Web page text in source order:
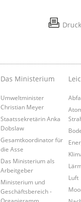
Das Ministerium
Umweltminister
Christian Meyer
Staatssekretärin Anka
Dobslaw
Gesamtkoordinator für
die Asse
Das Ministerium als
Arbeitgeber
Ministerium und
Geschäftsbereich -
Luft